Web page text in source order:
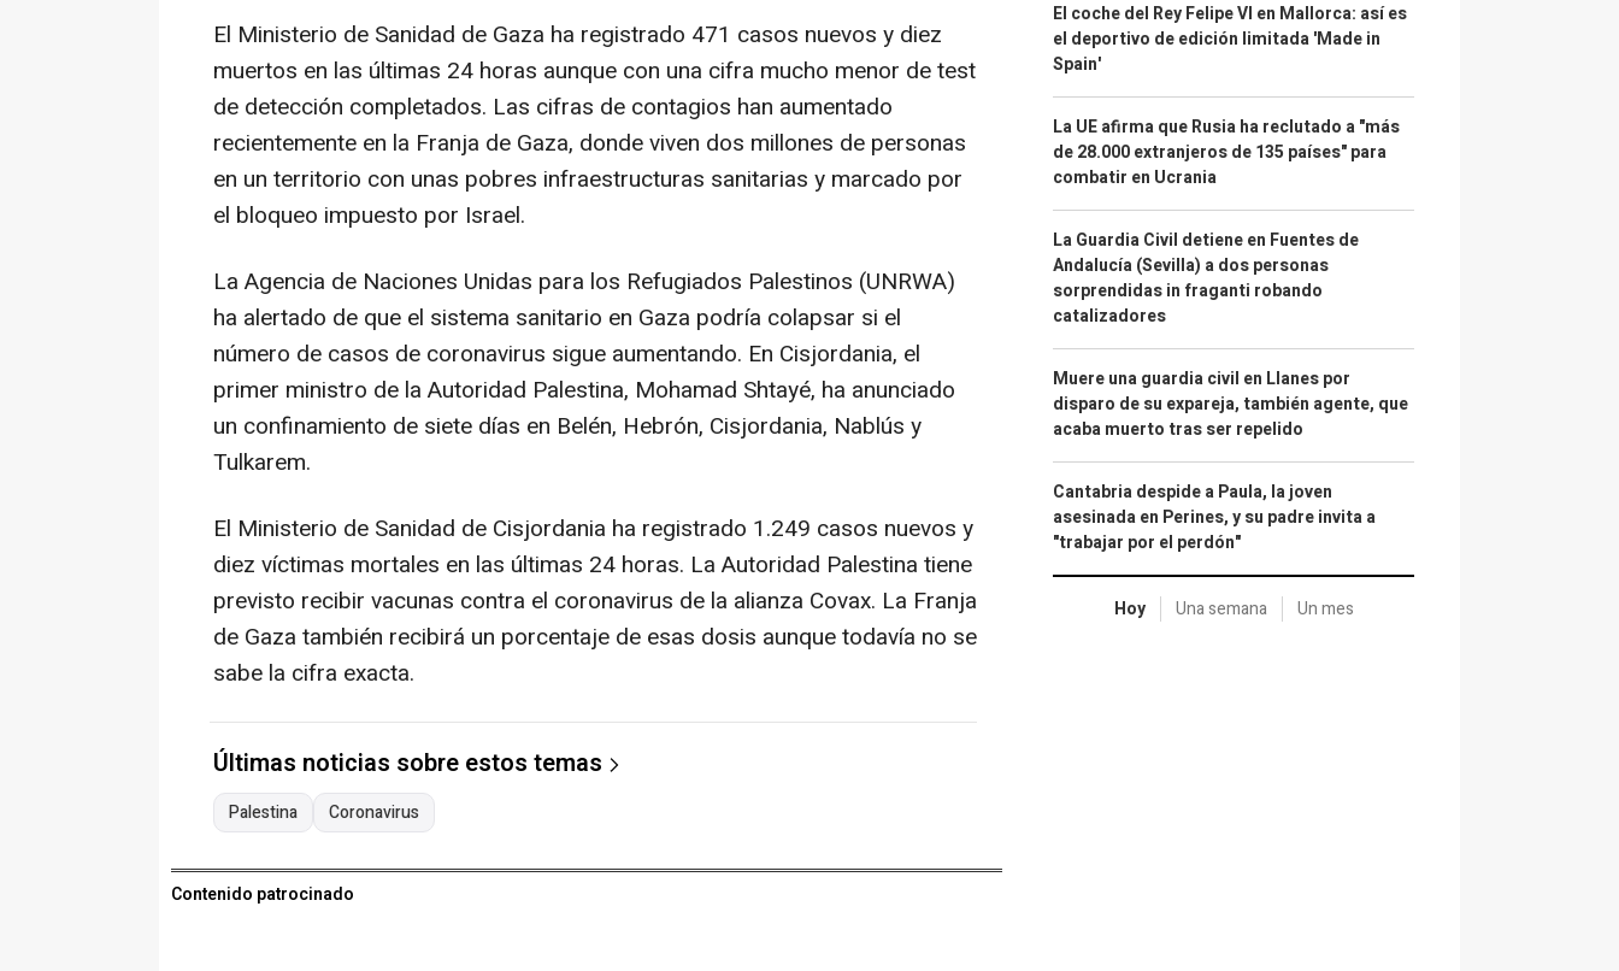
El Ministerio de Sanidad de Gaza ha registrado 471 casos nuevos y diez
muertos en las últimas 24 horas aunque con una cifra mucho menor de test
de detección completados. Las cifras de contagios han aumentado
recientemente en la Franja de Gaza, donde viven dos millones de personas
en un territorio con unas pobres infraestructuras sanitarias y marcado por
el bloqueo impuesto por Israel.
La Agencia de Naciones Unidas para los Refugiados Palestinos (UNRWA)
ha alertado de que el sistema sanitario en Gaza podría colapsar si el
número de casos de coronavirus sigue aumentando. En Cisjordania, el
primer ministro de la Autoridad Palestina, Mohamad Shtayé, ha anunciado
un confinamiento de siete días en Belén, Hebrón, Cisjordania, Nablús y
Tulkarem.
El Ministerio de Sanidad de Cisjordania ha registrado 1.249 casos nuevos y
diez víctimas mortales en las últimas 24 horas. La Autoridad Palestina tiene
previsto recibir vacunas contra el coronavirus de la alianza Covax. La Franja
de Gaza también recibirá un porcentaje de esas dosis aunque todavía no se
sabe la cifra exacta.
Últimas noticias sobre estos temas
Palestina Coronavirus
Contenido patrocinado
El coche del Rey Felipe VI en Mallorca: así es
el deportivo de edición limitada 'Made in
Spain'
La UE afirma que Rusia ha reclutado a "más
de 28.000 extranjeros de 135 países" para
combatir en Ucrania
La Guardia Civil detiene en Fuentes de
Andalucía (Sevilla) a dos personas
sorprendidas in fraganti robando
catalizadores
Muere una guardia civil en Llanes por
disparo de su expareja, también agente, que
acaba muerto tras ser repelido
Cantabria despide a Paula, la joven
asesinada en Perines, y su padre invita a
"trabajar por el perdón"
Hoy Una semana Un mes